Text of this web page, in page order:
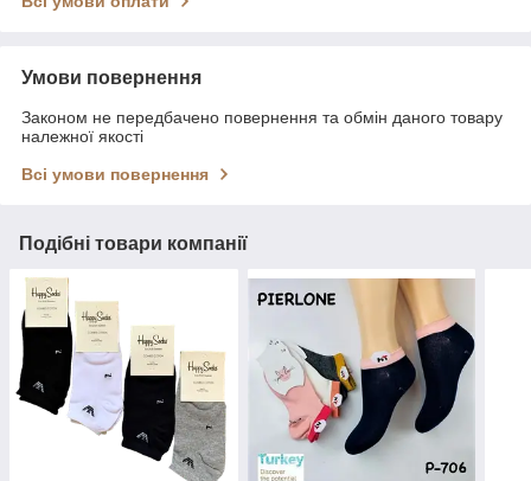
Умови повернення
Законом не передбачено повернення та обмін даного товару
належної якості
Всі умови повернення
Подібні товари компанії